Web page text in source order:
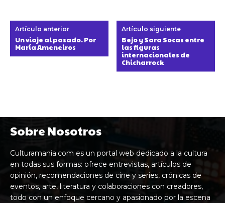
Artículo anterior
Un viaje al pasado. Por
María Ameneiros
Artículo siguiente
Bejo y Sara Socas entre
las figuras
internacionales de
Chicharrock
Sobre Nosotros
Culturamania.com es un portal web dedicado a la cultura
en todas sus formas: ofrece entrevistas, artículos de
opinión, recomendaciones de cine y series, crónicas de
eventos, arte, literatura y colaboraciones con creadores,
todo con un enfoque cercano y apasionado por la escena